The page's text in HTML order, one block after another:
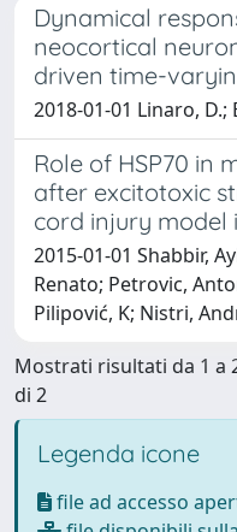
Dynamical
neocortical
driven time-
2018-01-01 Linaro,
Role of HSP70 in
after excitotoxic
cord injury model
2015-01-01 Shabbir,
Renato; Petrovic,
Pilipović, K; Nistri,
Mostrati risultati da 1 a
di 2
Legenda icone
file ad accesso